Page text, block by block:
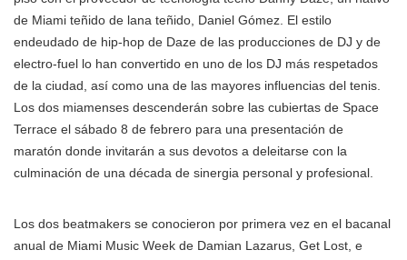
de Miami teñido de lana teñido, Daniel Gómez. El estilo
endeudado de hip-hop de Daze de las producciones de DJ y de
electro-fuel lo han convertido en uno de los DJ más respetados
de la ciudad, así como una de las mayores influencias del tenis.
Los dos miamenses descenderán sobre las cubiertas de Space
Terrace el sábado 8 de febrero para una presentación de
maratón donde invitarán a sus devotos a deleitarse con la
culminación de una década de sinergia personal y profesional.
Los dos beatmakers se conocieron por primera vez en el bacanal
anual de Miami Music Week de Damian Lazarus, Get Lost, e